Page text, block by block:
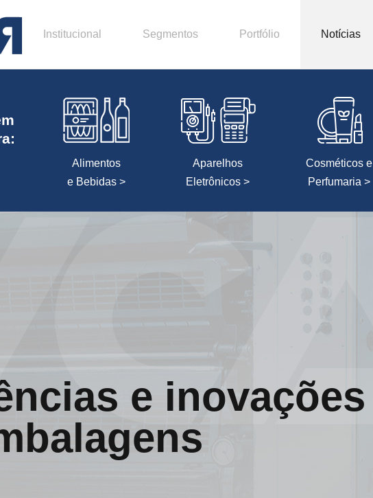
Institucional Segmentos Portfólio Notícias
Alimentos
e Bebidas >
Aparelhos
Eletrônicos >
Cosméticos e
Perfumaria >
e inovações